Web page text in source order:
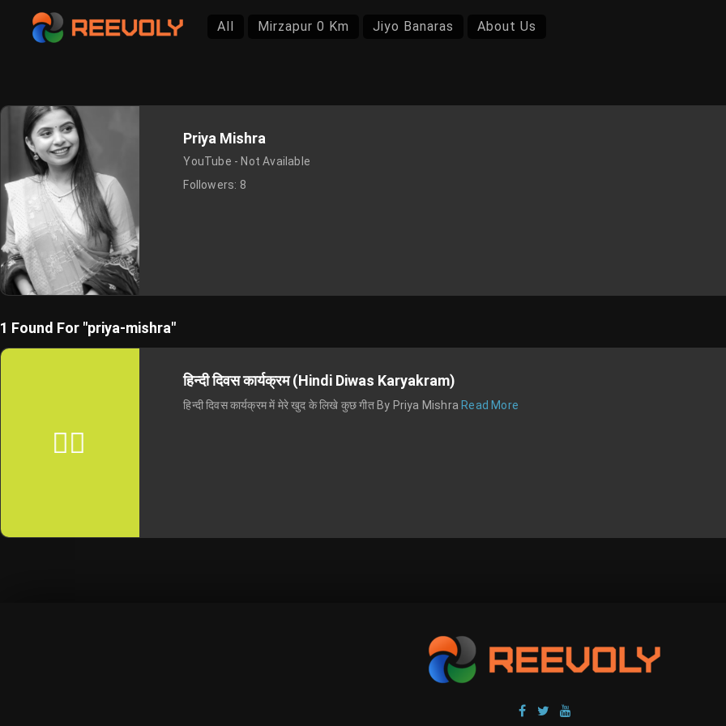
All Mirzapur 0 Km Jiyo Banaras About Us
Priya Mishra
YouTube - Not Available
Followers: 8
1 Found For "priya-mishra"
हिन्दी दिवस कार्यक्रम (Hindi Diwas Karyakram)
हिन्दी दिवस कार्यक्रम में मेरे खुद के लिखे कुछ गीत By Priya Mishra Read More